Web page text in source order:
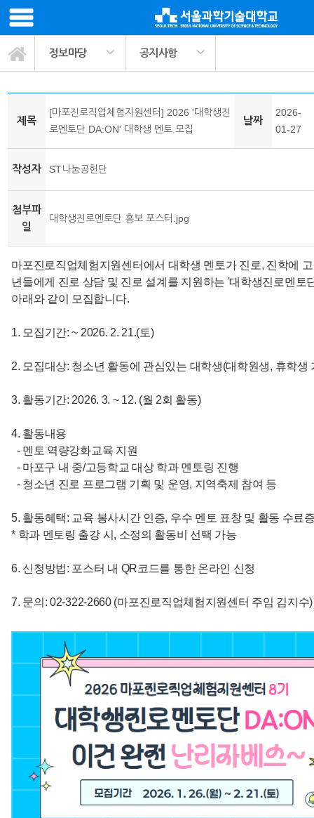
정보마당 공지사항
ST나눔공헌단 소개
봉사활동 교과목소개
사회봉사 프로그램
정보마당
마이페이지
공지사항
활동정보나눔
서식자료실
활동사진
팀매칭 커뮤니티
관련기관링크
제목
[마포진로직업체험지원센터] 2026 '대학생진
로멘토단 DA:ON' 대학생 멘토 모집
날짜
2026-
01-27
작성자 ST나눔공헌단
첨부파
일
대학생진로멘토단 홍보 포스터.jpg
마포진로직업체험지원센터에서 대학생 멘토가 진로, 진학에
년들에게 진로 상담 및 진로 설계를 지원하는 '대학생진로멘토
아래와 같이 모집합니다.
1. 모집기간: ~ 2026. 2. 21.(토)
2. 모집대상: 청소년 활동에 관심있는 대학생(대학원생, 휴학생
3. 활동기간: 2026. 3. ~ 12. (월 2회 활동)
4. 활동내용
- 멘토 역량강화교육 지원
- 마포구 내 중/고등학교 대상 학과 멘토링 진행
- 청소년 진로 프로그램 기획 및 운영, 지역축제 참여 등
5. 활동혜택: 교육 봉사시간 인증, 우수 멘토 표창 및 활동 수료
* 학과 멘토링 출강 시, 소정의 활동비 선택 가능
6. 신청방법: 포스터 내 QR코드를 통한 온라인 신청
7. 문의: 02-322-2660 (마포진로직업체험지원센터 주임 김지수)